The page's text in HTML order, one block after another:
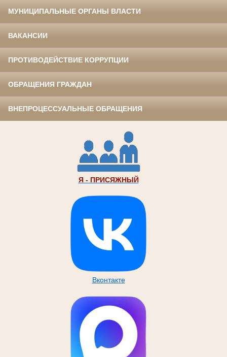
МУНИЦИПАЛЬНЫЕ ОРГАНЫ ВЛАСТИ
ВАКАНСИИ
ПРОТИВОДЕЙСТВИЕ КОРРУПЦИИ
ОБРАЩЕНИЯ ГРАЖДАН
ВНЕПРОЦЕССУАЛЬНЫЕ ОБРАЩЕНИЯ
Я - ПРИСЯЖНЫЙ
Вконтакте